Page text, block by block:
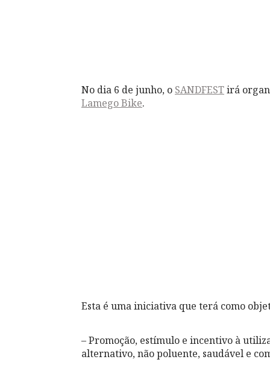
No dia 6 de junho, o SANDFESTirá
Lamego Bike.
Esta é uma iniciativa que terá como
– Promoção, estímulo e incentivo à
alternativo, não poluente, saudável e